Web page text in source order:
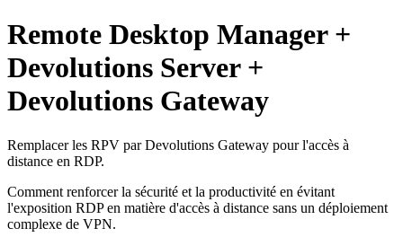
Remote Desktop Manager +
Devolutions Server +
Devolutions Gateway
Remplacer les RPV par Devolutions Gateway pour l'accès à
distance en RDP.
Comment renforcer la sécurité et la productivité en évitant
l'exposition RDP en matière d'accès à distance sans un déploiement
complexe de VPN.